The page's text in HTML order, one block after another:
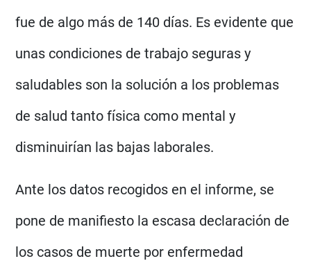
fue de algo más de 140 días. Es evidente que
unas condiciones de trabajo seguras y
saludables son la solución a los problemas
de salud tanto física como mental y
disminuirían las bajas laborales.
Ante los datos recogidos en el informe, se
pone de manifiesto la escasa declaración de
los casos de muerte por enfermedad